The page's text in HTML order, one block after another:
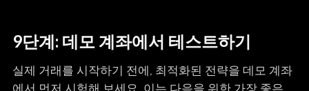
9단계: 데모 계좌에서 테스트하기
실제 거래를 시작하기 전에, 최적화된 전략을 데모 계좌